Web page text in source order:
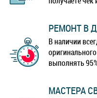
РЕМОНТ В
В наличии
выполнять
МАСТЕРА